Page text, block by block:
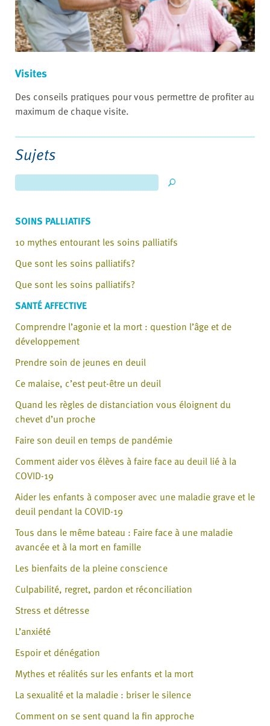
Visites
Des conseils pratiques pour vous permettre de profiter au
maximum de chaque visite.
Sujets
SOINS PALLIATIFS
10 mythes entourant les soins palliatifs
Que sont les soins palliatifs?
Que sont les soins palliatifs?
SANTÉ AFFECTIVE
Comprendre l’agonie et la mort : question l’âge et de
développement
Prendre soin de jeunes en deuil
Ce malaise, c’est peut-être un deuil
Quand les règles de distanciation vous éloignent du
chevet d’un proche
Faire son deuil en temps de pandémie
Comment aider vos élèves à faire face au deuil lié à la
COVID-19
Aider les enfants à composer avec une maladie grave et le
deuil pendant la COVID-19
Tous dans le même bateau : Faire face à une maladie
avancée et à la mort en famille
Les bienfaits de la pleine conscience
Culpabilité, regret, pardon et réconciliation
Stress et détresse
L’anxiété
Espoir et dénégation
Mythes et réalités sur les enfants et la mort
La sexualité et la maladie : briser le silence
Comment on se sent quand la fin approche